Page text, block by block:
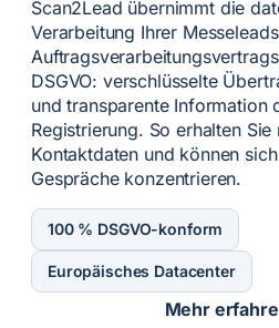
Scan2Lead übernimmt die
Verarbeitung Ihrer
DSGVO: verschlüsselte
und transparente Information
Registrierung. So erhalten
Kontaktdaten und können
Gespräche konzentrieren.
100 % DSGVO-konform
Europäisches Datacenter
Mehr